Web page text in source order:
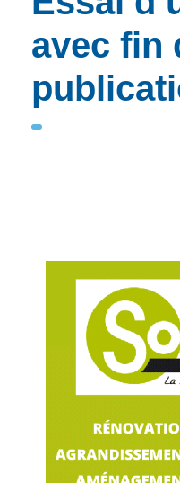
et d’animations
avec fin